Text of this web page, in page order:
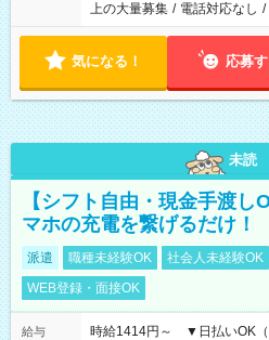
上の大量募集 / 電話対応なし /
気になる！ 応募
未読
【シフト自由・現金手渡
マホの充電を繋げるだけ！
派遣 職種未経験OK 社会人未経験OK
WEB登録・面接OK
給与
時給1414円～ ▼日払いOK